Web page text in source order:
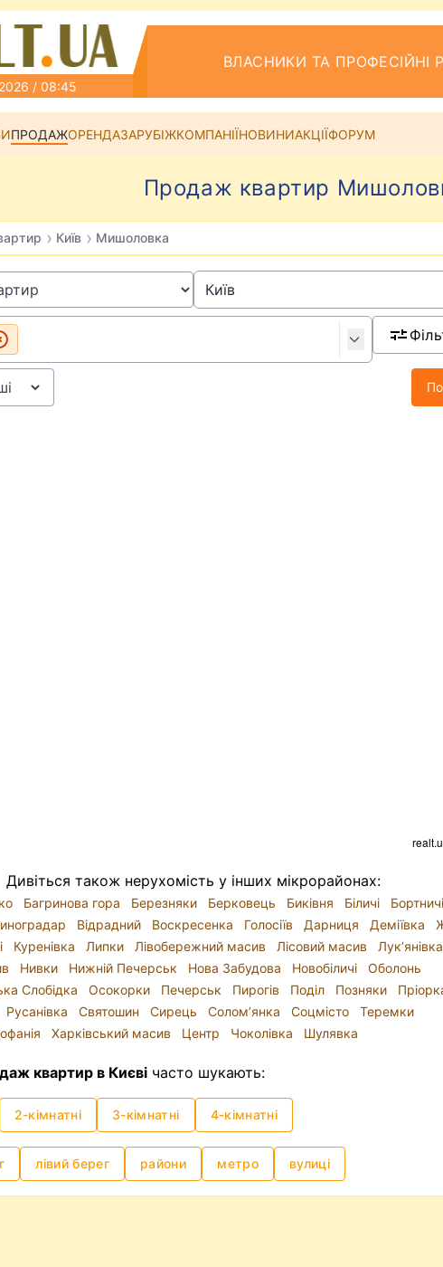
/ 08:45
ВЛАСНИКИ ТА ПРОФЕСІЙНІ
ПРОДАЖОРЕНДАЗАРУБІЖКОМПАНІЇНОВИНИАКЦІЇФОРУМ
Продаж квартир
› Київ › Мишоловка
Дивіться також нерухомість у інших мікрорайонах:
Багринова гора Березняки Берковець Биківня Біличі
Бортничі
Відрадний Воскресенка Голосіїв Дарниця Деміївка
Куренівка Липки Лівобережний масив Лісовий масив
Лук’янівка
Нивки Нижній Печерськ Нова Забудова Новобіличі
Оболонь
Слобідка
Осокорки Печерськ Пирогів Поділ Позняки
Русанівка Святошин Сирець Солом’янка Соцмісто
Теремки
Харківський масив Центр Чоколівка Шулявка
квартир в Києві часто шукають:
2-кімнатні 3-кімнатні 4-кімнатні
лівий берег райони метро вулиці